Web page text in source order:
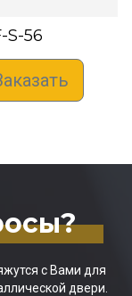
S-56
с Вами для
двери.